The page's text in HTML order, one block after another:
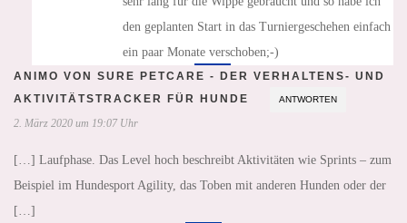
den geplanten Start in das Turniergeschehen einfach
ein paar Monate verschoben;-)
ANIMO VON SURE PETCARE - DER VERHALTENS- UND
AKTIVITÄTSTRACKER FÜR HUNDE
ANTWORTEN
2. März 2020 um 19:07 Uhr
[…] Laufphase. Das Level hoch beschreibt Aktivitäten wie Sprints – zum
Beispiel im Hundesport Agility, das Toben mit anderen Hunden oder der
[…]